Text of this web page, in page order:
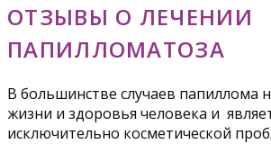
ОТЗЫВЫ О ЛЕЧЕНИИ
ПАПИЛЛОМАТОЗА
В большинстве случаев папиллома
жизни и здоровья человека и
исключительно косметической